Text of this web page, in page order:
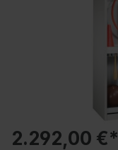
2.292,00 €*